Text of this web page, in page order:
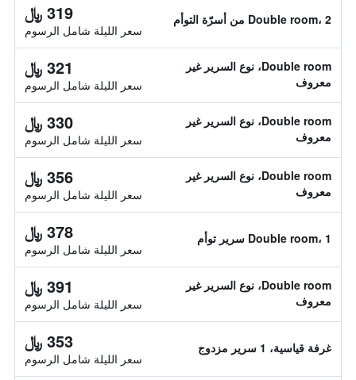
Double room، 2 من أسرّة التوأم 319 ﷼
سعر الليلة شامل الرسوم
Double room، نوع السرير غير
معروف
321 ﷼
سعر الليلة شامل الرسوم
Double room، نوع السرير غير
معروف
330 ﷼
سعر الليلة شامل الرسوم
Double room، نوع السرير غير
معروف
356 ﷼
سعر الليلة شامل الرسوم
Double room، 1 سرير توأم 378 ﷼
سعر الليلة شامل الرسوم
Double room، نوع السرير غير
معروف
391 ﷼
سعر الليلة شامل الرسوم
غرفة قياسية، 1 سرير مزدوج 353 ﷼
سعر الليلة شامل الرسوم